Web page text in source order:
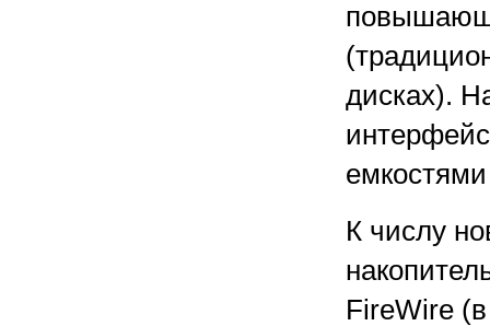
дисках).
К числу
FireWire